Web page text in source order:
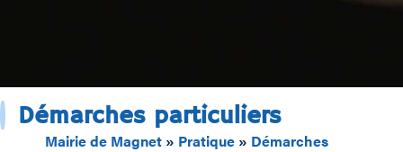
Démarches particuliers
Mairie de Magnet » Pratique » Démarches